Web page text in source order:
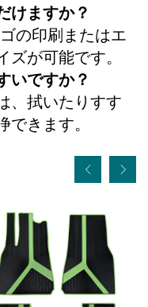
けますか？
の印刷またはエ
ズが可能です。
いですか？
、拭いたりすす
できます。